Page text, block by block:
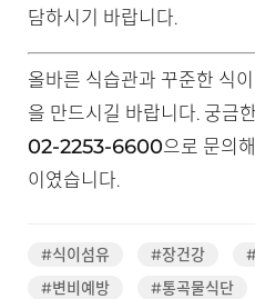
담하시기 바랍니다.
올바른 식습관과 꾸준한 식
을 만드시길 바랍니다. 궁금
02-2253-6600으로 문의
이였습니다.
#식이섬유 #장건강
#변비예방
#통곡물식단